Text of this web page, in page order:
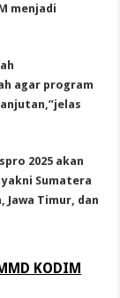
menjadi
agar program
2025 akan
Sumatera
Jawa Timur, dan
KODIM